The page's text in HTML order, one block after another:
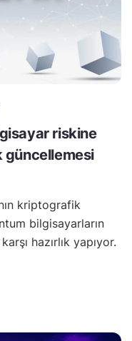
riskine
güncellemesi
kriptografik
bilgisayarların
hazırlık yapıyor.